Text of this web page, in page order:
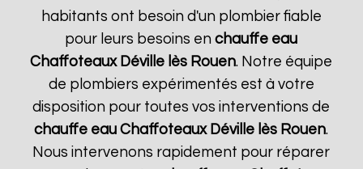
habitants ont besoin d'un plombier fiable
pour leurs besoins enchauffe eau
Chaffoteaux Déville lès Rouen. Notre équipe
de plombiers expérimentés est à votre
disposition pour toutes vos interventions de
chauffe eau Chaffoteaux Déville lès Rouen.
Nous intervenons rapidement pour réparer